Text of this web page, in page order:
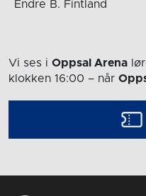
Endre B. Fintland
Vi ses i Oppsal Arena
klokken 16:00 – når